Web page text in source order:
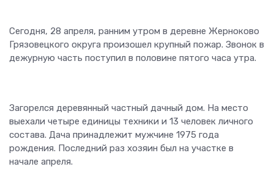
Сегодня, 28 апреля, ранним утром в деревне Жерноково
Грязовецкого округа произошел крупный пожар. Звонок в
дежурную часть поступил в половине пятого часа утра.
Загорелся деревянный частный дачный дом. На место
выехали четыре единицы техники и 13 человек личного
состава. Дача принадлежит мужчине 1975 года
рождения. Последний раз хозяин был на участке в
начале апреля.